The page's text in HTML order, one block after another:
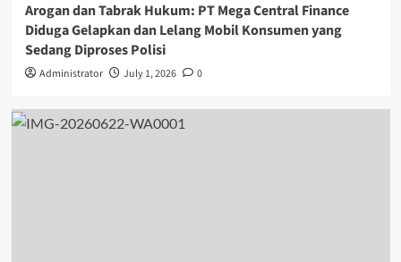
Arogan dan Tabrak Hukum: PT Mega Central Finance
Diduga Gelapkan dan Lelang Mobil Konsumen yang
Sedang Diproses Polisi
Administrator July 1, 2026 0